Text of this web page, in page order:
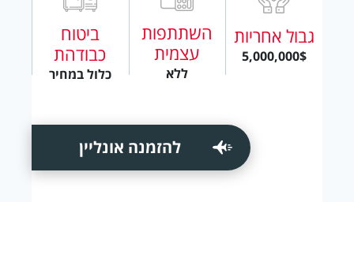
גבול אחריות
5,000,000$
השתתפות
עצמית
ללא
ביטוח
כבודהת
כלול במחיר
להזמנה אונליין